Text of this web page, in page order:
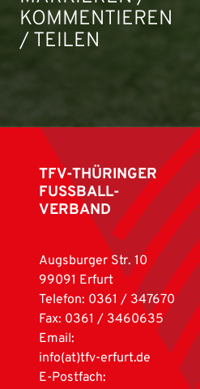
KOMMENTIEREN
/ TEILEN
TFV-THÜRINGER
FUSSBALL-
VERBAND
Augsburger Str. 10
99091 Erfurt
Telefon: 0361 / 347670
Fax: 0361 / 3460635
Email:
info(at)tfv-erfurt.de
E-Postfach: